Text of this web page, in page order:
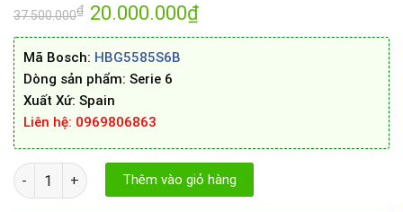
37.500.000₫ Giá
gốc
là:
20.000.000₫Giá
tại
Mã Bosch: HBG5585S6B
Dòng sản phẩm: Serie 6
Xuất Xứ: Spain
Liên hệ: 0969806863
LÒ NƯỚNG BOSCH HBG5585S6B số lượng
Thêm vào giỏ hàng